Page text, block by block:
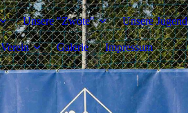
Unsere "Zwote" Unsere Jugend
Verein Galerie Impressum